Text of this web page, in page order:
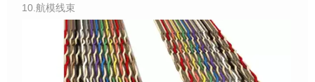
10.航模线束